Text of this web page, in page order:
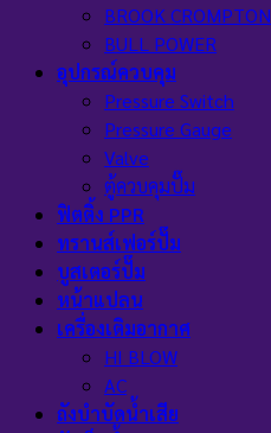
BROOK CROMPTON
BULL POWER
อุปกรณ์ควบคุม
Pressure Switch
Pressure Gauge
Valve
ตู้ควบคุมปั๊ม
ฟิตติ้ง PPR
ทรานส์เฟอร์ปั๊ม
บูสเตอร์ปั๊ม
หน้าแปลน
เครื่องเติมอากาศ
HI BLOW
AC
ถังบำบัดน้ำเสีย